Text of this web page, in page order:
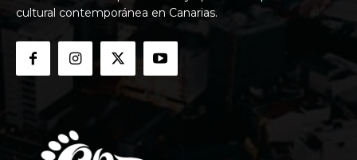
cultural contemporánea en Canarias.